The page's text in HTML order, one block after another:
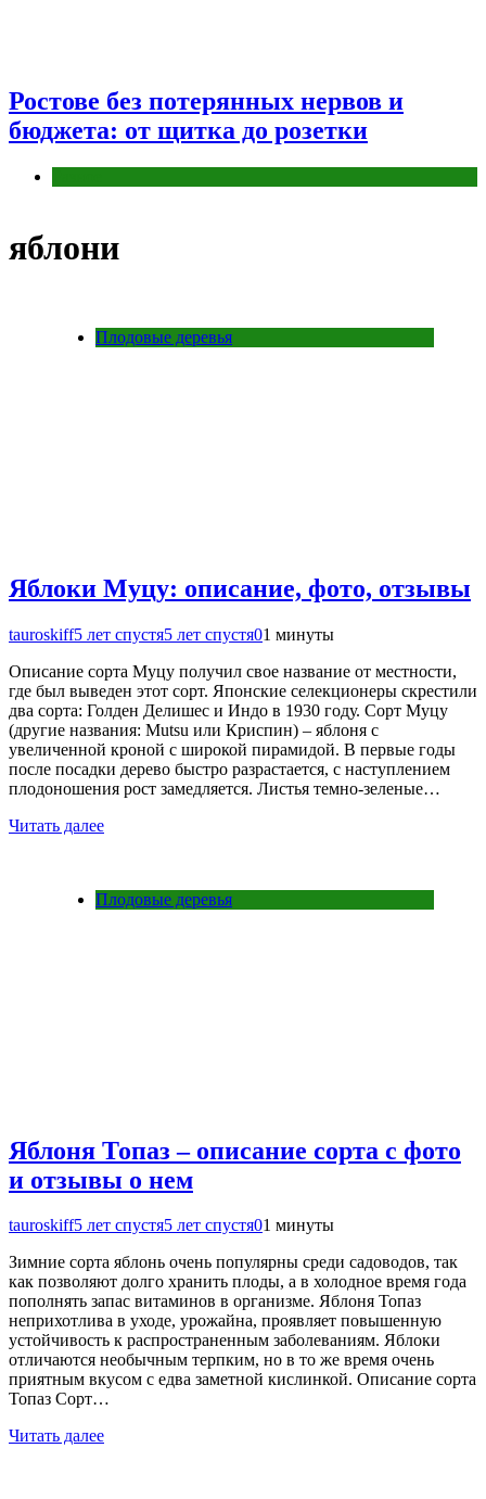
Ростове без потерянных нервов и
бюджета: от щитка до розетки
яблони
Плодовые деревья
Яблоки Муцу: описание, фото, отзывы
tauroskiff5 лет спустя5 лет спустя01 минуты
Описание сорта Муцу получил свое название от местности,
где был выведен этот сорт. Японские селекционеры скрестили
два сорта: Голден Делишес и Индо в 1930 году. Сорт Муцу
(другие названия: Mutsu или Криспин) – яблоня с
увеличенной кроной с широкой пирамидой. В первые годы
после посадки дерево быстро разрастается, с наступлением
плодоношения рост замедляется. Листья темно-зеленые…
Читать далее
Плодовые деревья
Яблоня Топаз – описание сорта с фото
и отзывы о нем
tauroskiff5 лет спустя5 лет спустя01 минуты
Зимние сорта яблонь очень популярны среди садоводов, так
как позволяют долго хранить плоды, а в холодное время года
пополнять запас витаминов в организме. Яблоня Топаз
неприхотлива в уходе, урожайна, проявляет повышенную
устойчивость к распространенным заболеваниям. Яблоки
отличаются необычным терпким, но в то же время очень
приятным вкусом с едва заметной кислинкой. Описание сорта
Топаз Сорт…
Читать далее